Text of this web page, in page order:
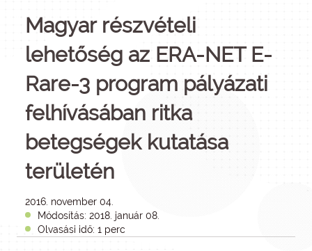
Magyar részvételi
lehetőség az ERA-NET E-
Rare-3 program pályázati
felhívásában ritka
betegségek kutatása
területén
2016. november 04.
Módosítás: 2018. január 08.
Olvasási idő: 1 perc